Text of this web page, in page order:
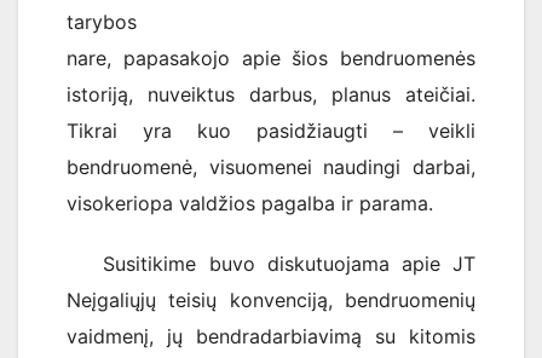
tarybos
nare, papasakojo apie šios bendruomenės
istoriją, nuveiktus darbus, planus ateičiai.
Tikrai yra kuo pasidžiaugti – veikli
bendruomenė, visuomenei naudingi darbai,
visokeriopa valdžios pagalba ir parama.
Susitikime buvo diskutuojama apie JT
Neįgaliųjų teisių konvenciją, bendruomenių
vaidmenį, jų bendradarbiavimą su kitomis